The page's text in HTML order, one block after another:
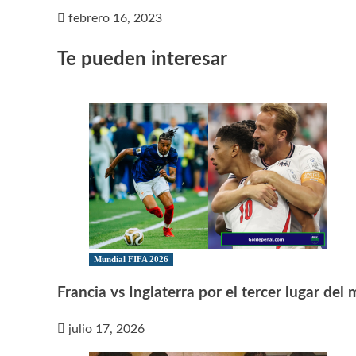
febrero 16, 2023
Te pueden interesar
Mundial FIFA 2026
Francia vs Inglaterra por el tercer lugar del
julio 17, 2026